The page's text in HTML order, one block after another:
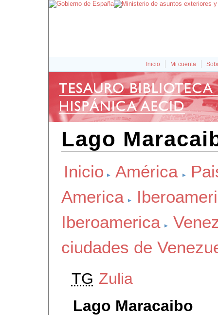
Inicio Mi cuenta
Lago
Inicio América
America
Iberoamerica
ciudades de
TG Zulia
Lago Maracaibo